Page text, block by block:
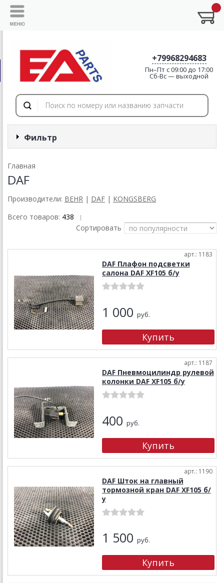
+79968294683
Пн–Пт с 09:00 до 17:00
Cб-Вс — выходной
Фильтр
Главная
DAF
Производители: BEHR | DAF | KONGSBERG
Всего товаров: 438 |
Сортировать
арт.: 1183
DAF Плафон подсветки
салона DAF XF105 б/у
1 000 руб.
арт.: 1187
DAF Пневмоцилиндр рулевой
колонки DAF XF105 б/у
400 руб.
арт.: 1190
DAF Шток на главный
тормозной кран DAF XF105 б/
у
1 500 руб.